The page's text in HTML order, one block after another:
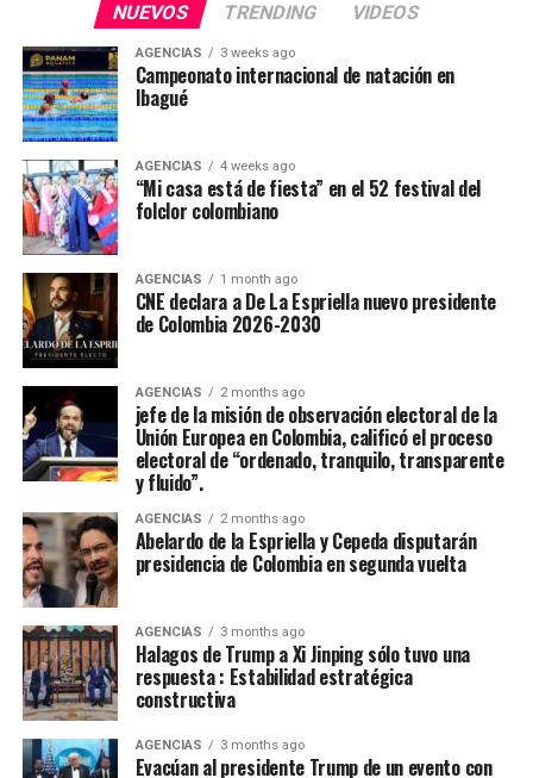
NUEVOS TRENDING VIDEOS
AGENCIAS 3 weeks ago
Campeonato internacional de natación en
Ibagué
AGENCIAS 4 weeks ago
“Mi casa está de fiesta” en el 52 festival del
folclor colombiano
AGENCIAS 1 month ago
CNE declara a De La Espriella nuevo presidente
de Colombia 2026-2030
AGENCIAS 2 months ago
jefe de la misión de observación electoral de la
Unión Europea en Colombia, calificó el proceso
electoral de “ordenado, tranquilo, transparente
y fluido”.
AGENCIAS 2 months ago
Abelardo de la Espriella y Cepeda disputarán
presidencia de Colombia en segunda vuelta
AGENCIAS 3 months ago
Halagos de Trump a Xi Jinping sólo tuvo una
respuesta : Estabilidad estratégica
constructiva
AGENCIAS 3 months ago
Evacúan al presidente Trump de un evento con